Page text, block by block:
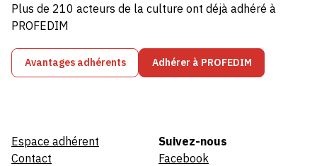
Plus de 210 acteurs de la culture ont déjà adhéré à
PROFEDIM
Avantages adhérents Adhérer à PROFEDIM
Espace adhérent
Contact
Suivez-nous
Facebook